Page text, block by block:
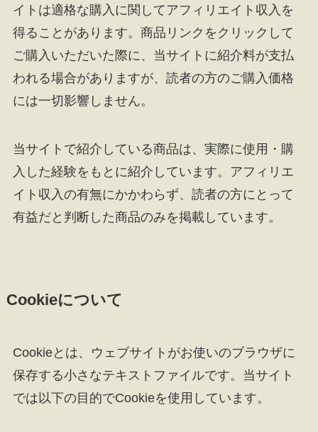
イトは適格な購入に関してアフィリエイト収入を
得ることがあります。商品リンクをクリックして
ご購入いただいた際に、当サイトに紹介料が支払
われる場合がありますが、読者の方のご購入価格
には一切影響しません。
当サイトで紹介している商品は、実際に使用・購
入した経験をもとに紹介しています。アフィリエ
イト収入の有無にかかわらず、読者の方にとって
有益だと判断した商品のみを掲載しています。
Cookieについて
Cookieとは、ウェブサイトがお使いのブラウザに
保存する小さなテキストファイルです。当サイト
では以下の目的でCookieを使用しています。